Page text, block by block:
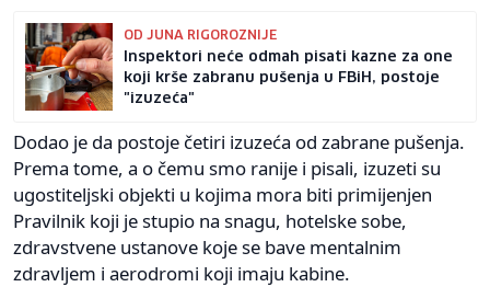
OD JUNA RIGOROZNIJE
Inspektori neće odmah pisati kazne za one
koji krše zabranu pušenja u FBiH, postoje
"izuzeća"
Dodao je da postoje četiri izuzeća od zabrane pušenja.
Prema tome, a o čemu smo ranije i pisali, izuzeti su
ugostiteljski objekti u kojima mora biti primijenjen
Pravilnik koji je stupio na snagu, hotelske sobe,
zdravstvene ustanove koje se bave mentalnim
zdravljem i aerodromi koji imaju kabine.